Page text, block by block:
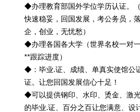
◆办理教育部国外学位学历认证。（
快速稳妥，回国发展，考公务员，
企，创业，无忧愁）
◆办理各国各大学（世界名校一对
**跟踪进度）
◆：毕业.证、成绩、单真实使馆公
证。让您回国发展信心十足！
◆可以提供钢印、水印、烫金、激
的毕业.证、百分之百让您满意、设